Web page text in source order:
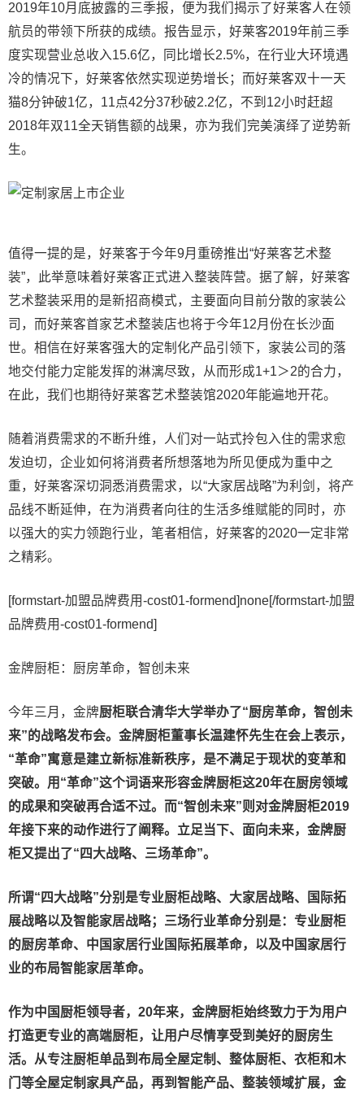
2019年10月底披露的三季报，便为我们揭示了好莱客人在领
航员的带领下所获的成绩。报告显示，好莱客2019年前三季
度实现营业总收入15.6亿，同比增长2.5%，在行业大环境遇
冷的情况下，好莱客依然实现逆势增长；而好莱客双十一天
猫8分钟破1亿，11点42分37秒破2.2亿，不到12小时赶超
2018年双11全天销售额的战果，亦为我们完美演绎了逆势新
生。
值得一提的是，好莱客于今年9月重磅推出“好莱客艺术整
装”，此举意味着好莱客正式进入整装阵营。据了解，好莱客
艺术整装采用的是新招商模式，主要面向目前分散的家装公
司，而好莱客首家艺术整装店也将于今年12月份在长沙面
世。相信在好莱客强大的定制化产品引领下，家装公司的落
地交付能力定能发挥的淋漓尽致，从而形成1+1＞2的合力，
在此，我们也期待好莱客艺术整装馆2020年能遍地开花。
随着消费需求的不断升维，人们对一站式拎包入住的需求愈
发迫切，企业如何将消费者所想落地为所见便成为重中之
重，好莱客深切洞悉消费需求，以“大家居战略”为利剑，将产
品线不断延伸，在为消费者向往的生活多维赋能的同时，亦
以强大的实力领跑行业，笔者相信，好莱客的2020一定非常
之精彩。
[formstart-加盟品牌费用-cost01-formend]none[/formstart-加盟
品牌费用-cost01-formend]
金牌厨柜：厨房革命，智创未来
今年三月，金牌厨柜联合清华大学举办了“厨房革命，智创未
来”的战略发布会。金牌厨柜董事长温建怀先生在会上表示，
“革命”寓意是建立新标准新秩序，是不满足于现状的变革和
突破。用“革命”这个词语来形容金牌厨柜这20年在厨房领域
的成果和突破再合适不过。而“智创未来”则对金牌厨柜2019
年接下来的动作进行了阐释。立足当下、面向未来，金牌厨
柜又提出了“四大战略、三场革命”。
所谓“四大战略”分别是专业厨柜战略、大家居战略、国际拓
展战略以及智能家居战略；三场行业革命分别是：专业厨柜
的厨房革命、中国家居行业国际拓展革命，以及中国家居行
业的布局智能家居革命。
作为中国厨柜领导者，20年来，金牌厨柜始终致力于为用户
打造更专业的高端厨柜，让用户尽情享受到美好的厨房生
活。从专注厨柜单品到布局全屋定制、整体厨柜、衣柜和木
门等全屋定制家具产品，再到智能产品、整装领域扩展，金